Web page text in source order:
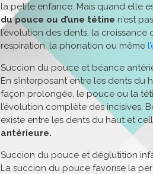
la petite enfance. Mais quand elle
du pouce ou d’une tétine n’est
l’évolution des dents, la croissance
respiration, la phonation ou même
Succion du pouce et béance
En s’interposant entre les dents du
façon prolongée, le pouce ou la
l’évolution complète des incisives.
existe entre les dents du haut et
antérieure.
Succion du pouce et déglutition
La succion du pouce favorise la